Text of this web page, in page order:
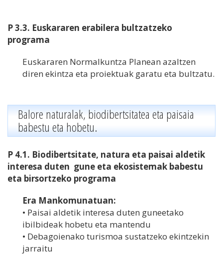
P 3.3. Euskararen erabilera bultzatzeko
programa
Euskararen Normalkuntza Planean azaltzen
diren ekintza eta proiektuak garatu eta bultzatu.
Balore naturalak, biodibertsitatea eta paisaia
babestu eta hobetu.
P 4.1. Biodibertsitate, natura eta paisai aldetik
interesa duten gune eta ekosistemak babestu
eta birsortzeko programa
Era Mankomunatuan:
• Paisai aldetik interesa duten guneetako
ibilbideak hobetu eta mantendu
• Debagoienako turismoa sustatzeko ekintzekin
jarraitu